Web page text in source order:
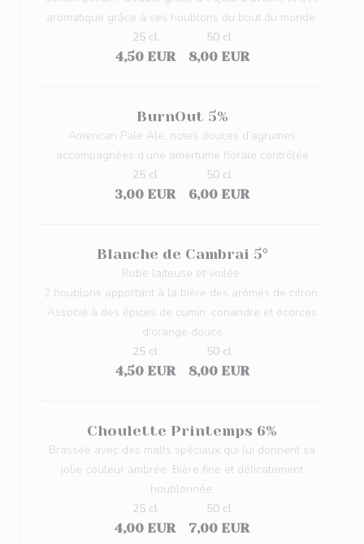
aromatique grâce à ses houblons du bout du monde.
4,50 EUR
25 cl
8,00 EUR
50 cl
BurnOut 5%
American Pale Ale; notes douces d’agrumes
accompagnées d’une amertume florale contrôlée
3,00 EUR
25 cl
6,00 EUR
50 cl
Blanche de Cambrai 5°
Robe laiteuse et voilée.
2 houblons apportant à la bière des arômes de citron.
Associé à des épices de cumin, coriandre et écorces
d'orange douce
4,50 EUR
25 cl
8,00 EUR
50 cl
Choulette Printemps 6%
Brassée avec des malts spéciaux qui lui donnent sa
jolie couleur ambrée. Bière fine et délicatement
houblonnée.
4,00 EUR
25 cl
7,00 EUR
50 cl